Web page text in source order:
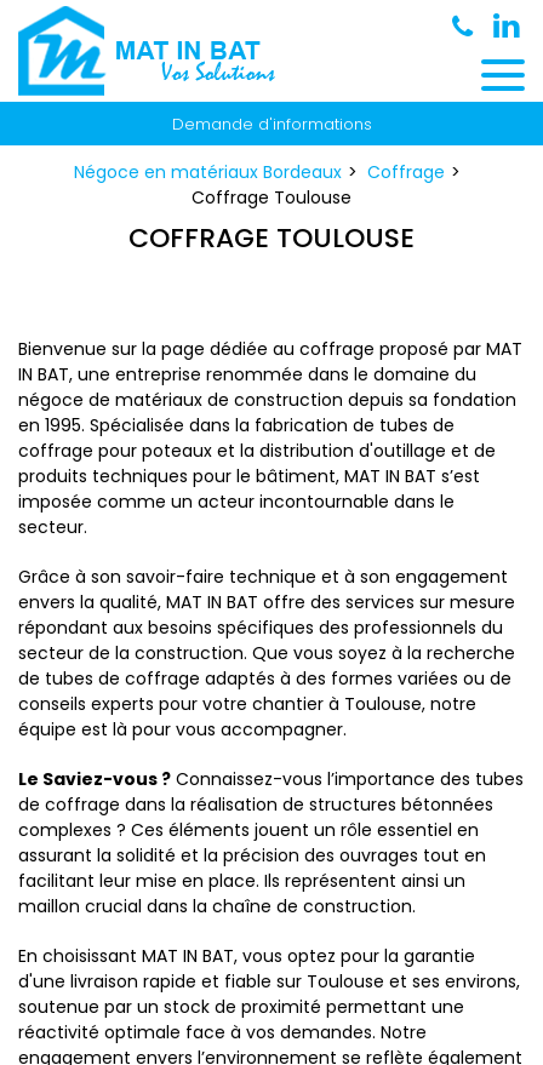
Demande d'informations
Négoce en matériaux Bordeaux
Coffrage
Coffrage Toulouse
COFFRAGE TOULOUSE
Bienvenue sur la page dédiée au coffrage proposé par MAT
IN BAT, une entreprise renommée dans le domaine du
négoce de matériaux de construction depuis sa fondation
en 1995. Spécialisée dans la fabrication de tubes de
coffrage pour poteaux et la distribution d'outillage et de
produits techniques pour le bâtiment, MAT IN BAT s’est
imposée comme un acteur incontournable dans le
secteur.
Grâce à son savoir-faire technique et à son engagement
envers la qualité, MAT IN BAT offre des services sur mesure
répondant aux besoins spécifiques des professionnels du
secteur de la construction. Que vous soyez à la recherche
de tubes de coffrage adaptés à des formes variées ou de
conseils experts pour votre chantier à Toulouse, notre
équipe est là pour vous accompagner.
Le Saviez-vous ? Connaissez-vous l’importance des tubes
de coffrage dans la réalisation de structures bétonnées
complexes ? Ces éléments jouent un rôle essentiel en
assurant la solidité et la précision des ouvrages tout en
facilitant leur mise en place. Ils représentent ainsi un
maillon crucial dans la chaîne de construction.
En choisissant MAT IN BAT, vous optez pour la garantie
d'une livraison rapide et fiable sur Toulouse et ses environs,
soutenue par un stock de proximité permettant une
réactivité optimale face à vos demandes. Notre
engagement envers l’environnement se reflète également
Panneau de gestion des cookies